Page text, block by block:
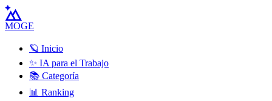
MOGE
🪐 Inicio
✨ IA para el Trabajo
📚 Categoría
📊 Ranking